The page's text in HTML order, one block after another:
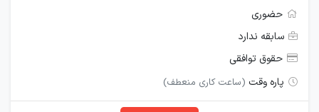
حضوری
سابقه ندارد
حقوق توافقی
پاره وقت (ساعت کاری منعطف)